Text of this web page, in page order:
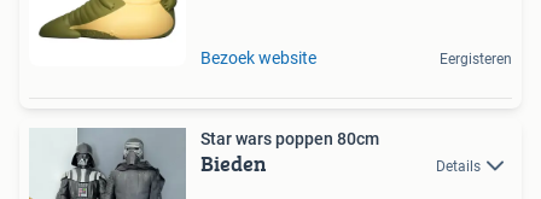
Bezoek website Eergisteren
Star wars poppen 80cm
Bieden Details